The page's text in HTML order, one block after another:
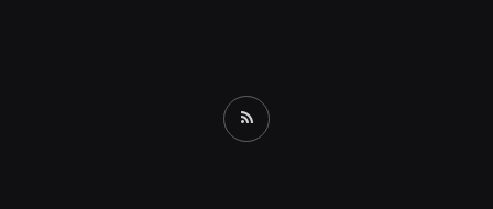
RSS